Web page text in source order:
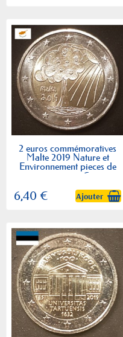
2 euros commémoratives
Malte 2019 Nature et
Environnement pieces de
monnaie €
6,40 € Ajouter